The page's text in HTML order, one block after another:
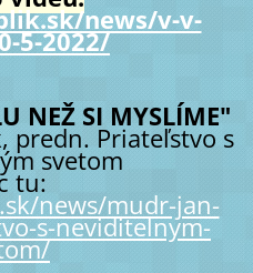
news/v-v-
5-2022/
NEŽ SI MYSLÍME"
predn. Priateľstvo s
svetom
tu:
news/mudr-jan-
s-neviditelnym-